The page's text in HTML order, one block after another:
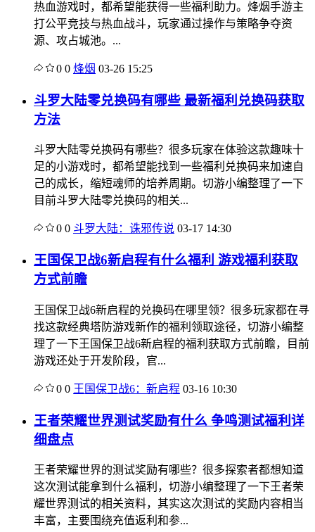
热血游戏时，都希望能获得一些福利助力。烽烟手游主
打公平竞技与热血战斗，玩家通过操作与策略争夺资
源、攻占城池。...
0 0 烽烟 03-26 15:25
斗罗大陆零兑换码有哪些 最新福利兑换码获取
方法
斗罗大陆零兑换码有哪些？很多玩家在体验这款趣味十
足的小游戏时，都希望能找到一些福利兑换码来加速自
己的成长，缩短魂师的培养周期。切游小编整理了一下
目前斗罗大陆零兑换码的相关...
0 0 斗罗大陆：诛邪传说 03-17 14:30
王国保卫战6新启程有什么福利 游戏福利获取
方式前瞻
王国保卫战6新启程的兑换码在哪里领？很多玩家都在寻
找这款经典塔防游戏新作的福利领取途径，切游小编整
理了一下王国保卫战6新启程的福利获取方式前瞻，目前
游戏还处于开发阶段，官...
0 0 王国保卫战6：新启程 03-16 10:30
王者荣耀世界测试奖励有什么 争鸣测试福利详
细盘点
王者荣耀世界的测试奖励有哪些？很多探索者都想知道
这次测试能拿到什么福利，切游小编整理了一下王者荣
耀世界测试的相关资料，其实这次测试的奖励内容相当
丰富，主要围绕充值返利和参...